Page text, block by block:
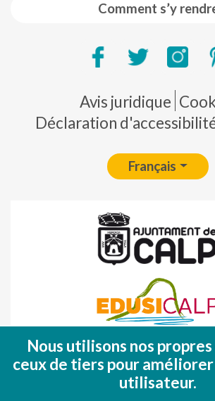
Comment s’y
Pie de
Avis juridique
Déclaration
Français
Fondo Europeo de Desarrollo
(FEDER)
Una manera de hacer
Nous utilisons nos
ceux de tiers pour
utilisateur.